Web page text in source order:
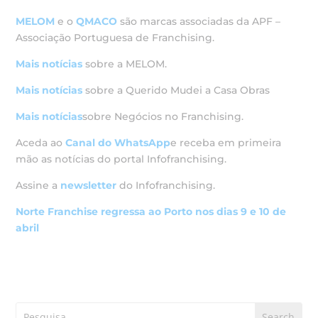
MELOM e oQMACO são marcas associadas da APF –
Associação Portuguesa de Franchising.
Mais notícias sobre a MELOM.
Mais notícias sobre a Querido Mudei a Casa Obras
Mais notíciassobre Negócios no Franchising.
Aceda aoCanal do WhatsAppe receba em primeira
mão as notícias do portal Infofranchising.
Assine a newsletter do Infofranchising.
Norte Franchise regressa ao Porto nos dias 9 e 10 de
abril